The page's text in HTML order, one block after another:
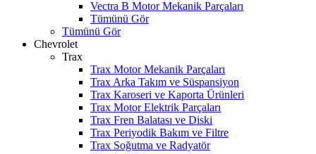
Vectra B Motor Mekanik Parçaları
Tümünü Gör
Tümünü Gör
Chevrolet
Trax
Trax Motor Mekanik Parçaları
Trax Arka Takım ve Süspansiyon
Trax Karoseri ve Kaporta Ürünleri
Trax Motor Elektrik Parçaları
Trax Fren Balatası ve Diski
Trax Periyodik Bakım ve Filtre
Trax Soğutma ve Radyatör